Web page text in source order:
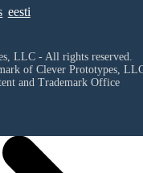
eesti
LLC - All rights reserved.
of Clever Prototypes,
and Trademark Office